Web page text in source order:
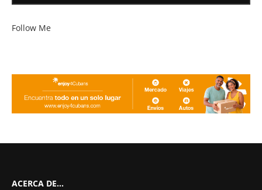
Follow Me
ACERCA DE…